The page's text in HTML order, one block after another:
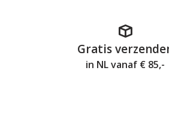
Gratis
in NL vanaf € 85,-